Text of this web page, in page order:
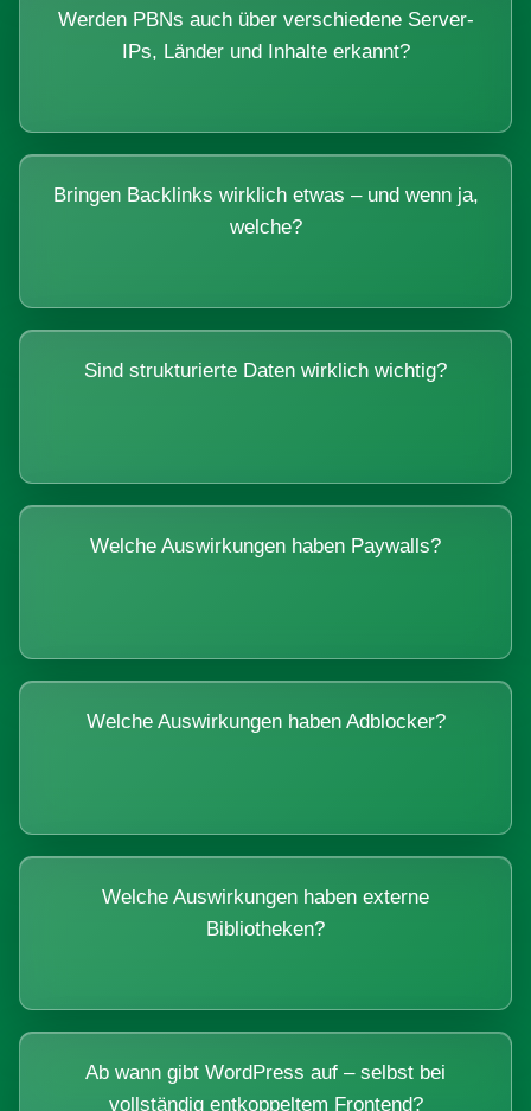
Werden PBNs auch über verschiedene Server-
IPs, Länder und Inhalte erkannt?
Bringen Backlinks wirklich etwas – und wenn ja,
welche?
Sind strukturierte Daten wirklich wichtig?
Welche Auswirkungen haben Paywalls?
Welche Auswirkungen haben Adblocker?
Welche Auswirkungen haben externe
Bibliotheken?
Ab wann gibt WordPress auf – selbst bei
vollständig entkoppeltem Frontend?